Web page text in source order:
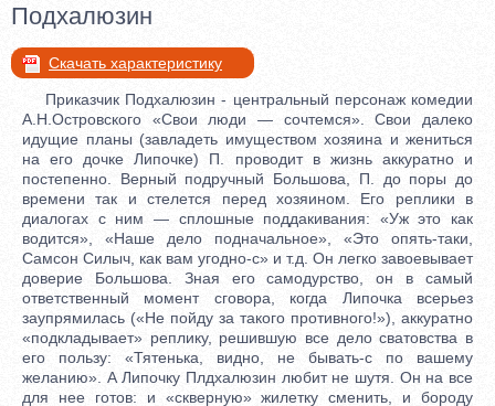
Подхалюзин
Скачать характеристику
Приказчик Подхалюзин - центральный персонаж комедии
А.Н.Островского «Свои люди — сочтемся». Свои далеко
идущие планы (завладеть имуществом хозяина и жениться
на его дочке Липочке) П. проводит в жизнь аккуратно и
постепенно. Верный подручный Большова, П. до поры до
времени так и стелется перед хозяином. Его реплики в
диалогах с ним — сплошные поддакивания: «Уж это как
водится», «Наше дело подначальное», «Это опять-таки,
Самсон Силыч, как вам угодно-с» и т.д. Он легко завоевывает
доверие Большова. Зная его самодурство, он в самый
ответственный момент сговора, когда Липочка всерьез
заупрямилась («Не пойду за такого противного!»), аккуратно
«подкладывает» реплику, решившую все дело сватовства в
его пользу: «Тятенька, видно, не бывать-с по вашему
желанию». А Липочку Плдхалюзин любит не шутя. Он на все
для нее готов: и «скверную» жилетку сменить, и бороду